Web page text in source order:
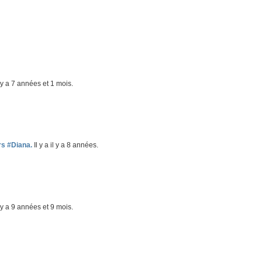
a 7 années et 1 mois.
#Diana. Il y a il y a 8 années.
a 9 années et 9 mois.